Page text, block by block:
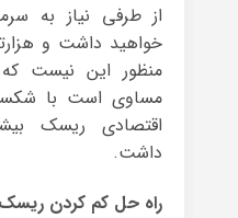
از طرفی نیاز به
خواهید داشت و
منظور این نیست که
مساوی است با
اقتصادی ریسک
داشت.
راه حل کم کردن ریسک